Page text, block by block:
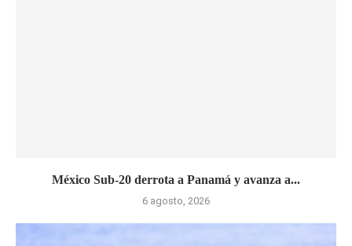
México Sub-20 derrota a Panamá y avanza a...
6 agosto, 2026